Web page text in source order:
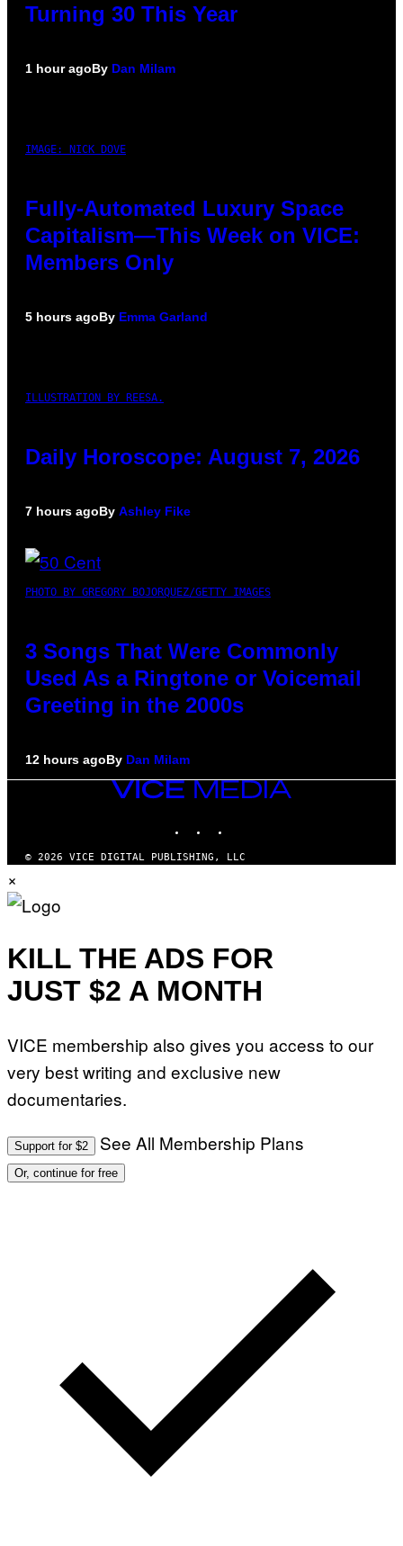
Turning 30 This Year
1 hour agoBy Dan Milam
IMAGE: NICK DOVE
Fully-Automated Luxury Space
Capitalism—This Week on VICE:
Members Only
5 hours agoBy Emma Garland
ILLUSTRATION BY REESA.
Daily Horoscope: August 7, 2026
7 hours agoBy Ashley Fike
PHOTO BY GREGORY BOJORQUEZ/GETTY IMAGES
3 Songs That Were Commonly
Used As a Ringtone or Voicemail
Greeting in the 2000s
12 hours agoBy Dan Milam
VICE
MEDIA
© 2026 VICE DIGITAL PUBLISHING, LLC
×
KILL THE ADS FOR
JUST $2 A MONTH
VICE membership also gives you access to our
very best writing and exclusive new
documentaries.
Support for $2 See All Membership Plans
Or, continue for free